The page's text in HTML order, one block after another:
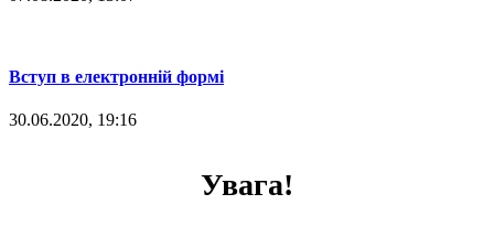
Вступ в електронній формі
30.06.2020, 19:16
Увага!